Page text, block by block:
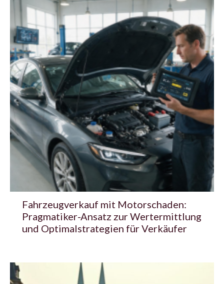
Fahrzeugverkauf mit Motorschaden:
Pragmatiker-Ansatz zur Wertermittlung
und Optimalstrategien für Verkäufer